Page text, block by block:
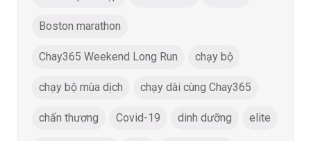
Boston marathon
Chay365 Weekend Long Run chạy bộ
chạy bộ mùa dịch chạy dài cùng Chay365
chấn thương Covid-19 dinh dưỡng elite